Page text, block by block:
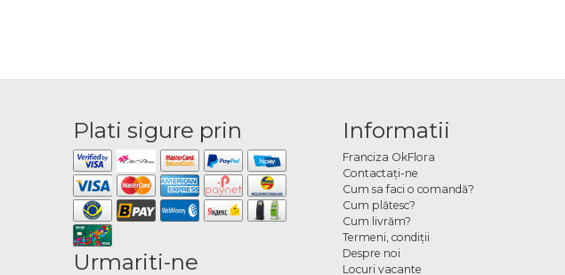
Plati sigure prin
Urmariti-ne
Informatii
Franciza OkFlora
Contactaţi-ne
Cum sa faci o comandă?
Cum plătesc?
Cum livrăm?
Termeni, condiţii
Despre noi
Locuri vacante